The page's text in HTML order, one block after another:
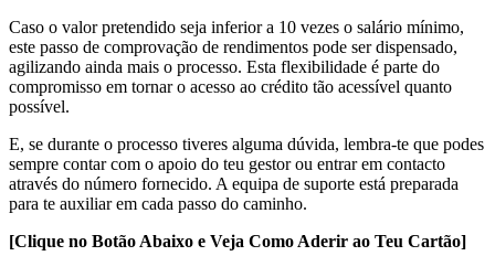
Caso o valor pretendido seja inferior a 10 vezes o salário mínimo,
este passo de comprovação de rendimentos pode ser dispensado,
agilizando ainda mais o processo. Esta flexibilidade é parte do
compromisso em tornar o acesso ao crédito tão acessível quanto
possível.
E, se durante o processo tiveres alguma dúvida, lembra-te que podes
sempre contar com o apoio do teu gestor ou entrar em contacto
através do número fornecido. A equipa de suporte está preparada
para te auxiliar em cada passo do caminho.
[Clique no Botão Abaixo e Veja Como Aderir ao Teu Cartão]